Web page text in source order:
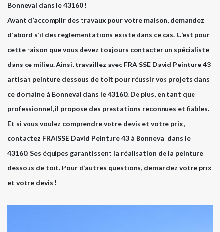
Bonneval dans le 43160 !
Avant d’accomplir des travaux pour votre maison, demandez
d’abord s’il des règlementations existe dans ce cas. C’est pour
cette raison que vous devez toujours contacter un spécialiste
dans ce milieu. Ainsi, travaillez avec FRAISSE David Peinture 43
artisan peinture dessous de toit pour réussir vos projets dans
ce domaine à Bonneval dans le 43160. De plus, en tant que
professionnel, il propose des prestations reconnues et fiables.
Et si vous voulez comprendre votre devis et votre prix,
contactez FRAISSE David Peinture 43 à Bonneval dans le
43160. Ses équipes garantissent la réalisation de la peinture
dessous de toit. Pour d’autres questions, demandez votre prix
et votre devis !